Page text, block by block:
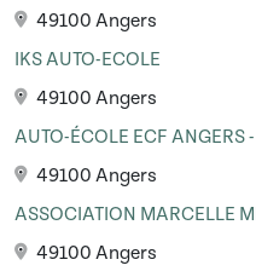
49100 Angers
IKS AUTO-ECOLE
49100 Angers
AUTO-ÉCOLE ECF ANGERS
49100 Angers
ASSOCIATION MARCELLE
49100 Angers